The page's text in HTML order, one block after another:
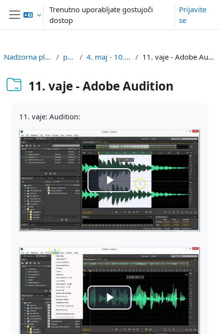
Preskoči na glavno vsebino
Stransko polje
Trenutno uporabljate gostujoči
dostop
Prijavite
se
Nadzorna plošča pmg 4. maj - 10. maj 11. vaje - Adobe Audition
11. vaje - Adobe Audition
11. vaje: Audition:
Predvajaj
Predvajaj